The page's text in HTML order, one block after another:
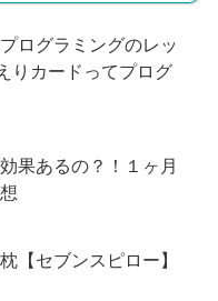
ログラミングのレッ
りカードってプログ
果あるの？！１ヶ月
【セブンスピロー】